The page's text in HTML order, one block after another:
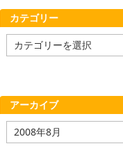
カテゴリー
テ
ー
アーカイブ
ア
ー